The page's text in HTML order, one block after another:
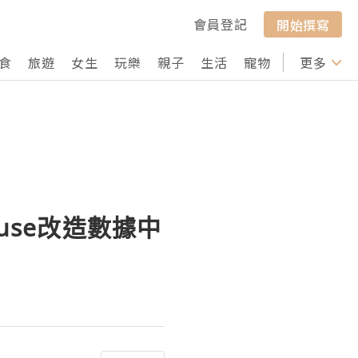
會員登記
開始撰寫
旅遊 女生 玩樂 親子 生活 寵物 行山 打卡
更多
改造數據中